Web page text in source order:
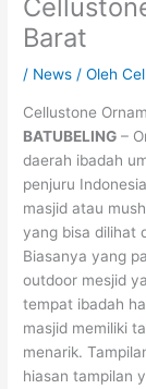
Barat
/ News / Oleh
Cellustone
BATUBELING –
daerah ibadah
penjuru
masjid atau
yang bisa dilihat
Biasanya yang
outdoor mesjid
tempat ibadah
masjid memiliki
menarik.
hiasan tampilan